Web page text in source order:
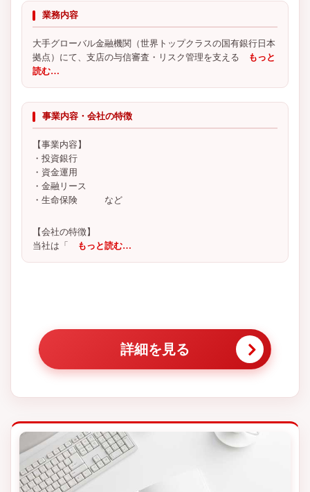
業務内容
大手グローバル金融機関（世界トップクラスの国有銀行日本
拠点）にて、支店の与信審査・リスク管理を支える もっと
読む…
事業内容・会社の特徴
【事業内容】
・投資銀行
・資金運用
・金融リース
・生命保険 など
【会社の特徴】
当社は「
もっと読む…
詳細を見る